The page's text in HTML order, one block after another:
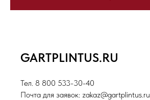
GARTPLINTUS.RU
Тел. 8 800 533-30-40
Почта для заявок: zakaz@gartplintus.ru